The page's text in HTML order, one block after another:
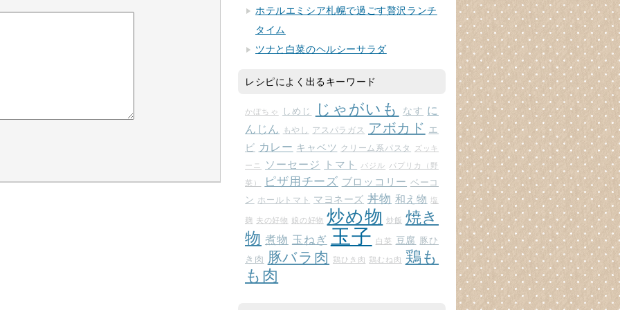
ホテルエミシア札幌で過ごす贅沢ランチ
タイム
ツナと白菜のヘルシーサラダ
レシピによく出るキーワード
かぼちゃ しめじ じゃがいも なす に
んじん
もやし アスパラガス アボカド
エ
ビ カレー キャベツ クリーム系パスタ ズッキ
ーニ ソーセージ トマト バジル パプリカ（野
菜） ピザ用チーズ ブロッコリー ベーコ
ン ホールトマト マヨネーズ 丼物 和え物 塩
麹 夫の好物 娘の好物 炒め物 炒飯 焼き
物 煮物 玉ねぎ 玉子 白菜 豆腐 豚ひ
き肉 豚バラ肉 鶏ひき肉 鶏むね肉 鶏も
も肉